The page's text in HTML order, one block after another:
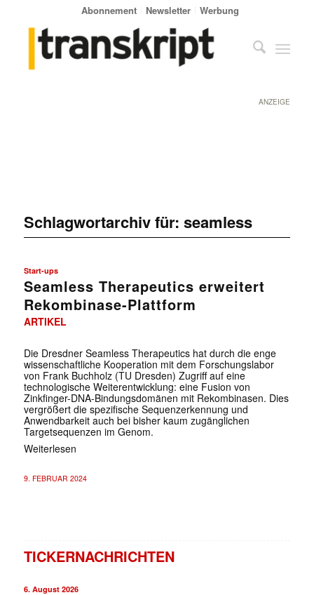
Abonnement Newsletter Werbung
ANZEIGE
Schlagwortarchiv für: seamless
Start-ups
Seamless Therapeutics erweitert
Rekombinase-Plattform
ARTIKEL
Die Dresdner Seamless Therapeutics hat durch die enge
wissenschaftliche Kooperation mit dem Forschungslabor
von Frank Buchholz (TU Dresden) Zugriff auf eine
technologische Weiterentwicklung: eine Fusion von
Zinkfinger-DNA-Bindungsdomänen mit Rekombinasen. Dies
vergrößert die spezifische Sequenzerkennung und
Anwendbarkeit auch bei bisher kaum zugänglichen
Targetsequenzen im Genom.
Weiterlesen
9. FEBRUAR 2024
TICKERNACHRICHTEN
6. August 2026